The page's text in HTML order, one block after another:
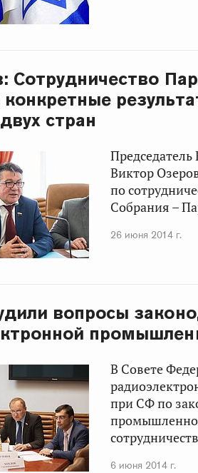
Сотрудничество
конкретные
стран
Виктор
по
Собрания –
26 июня 2014 г.
вопросы
В Совете
при СФ по
6 июня 2014 г.